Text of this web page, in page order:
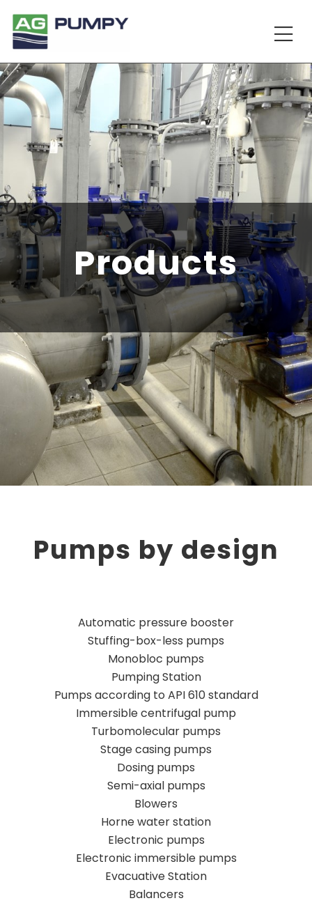
Products
Pumps by design
Automatic pressure booster
Stuffing-box-less pumps
Monobloc pumps
Pumping Station
Pumps according to API 610 standard
Immersible centrifugal pump
Turbomolecular pumps
Stage casing pumps
Dosing pumps
Semi-axial pumps
Blowers
Horne water station
Electronic pumps
Electronic immersible pumps
Evacuative Station
Balancers